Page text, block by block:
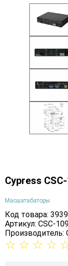
Cypress
Масшатабаторы
Код товара: 3939
Артикул: CSC-
Производитель:
☆ ☆ ☆ ☆